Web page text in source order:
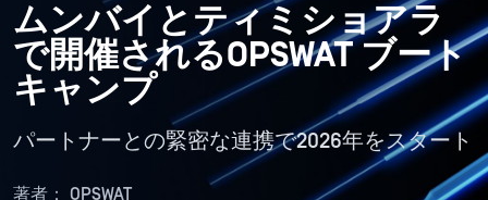
ムンバイとティミショアラ
で開催されるOPSWAT ブート
キャンプ
パートナーとの緊密な連携で2026年をスタート
著者： OPSWAT